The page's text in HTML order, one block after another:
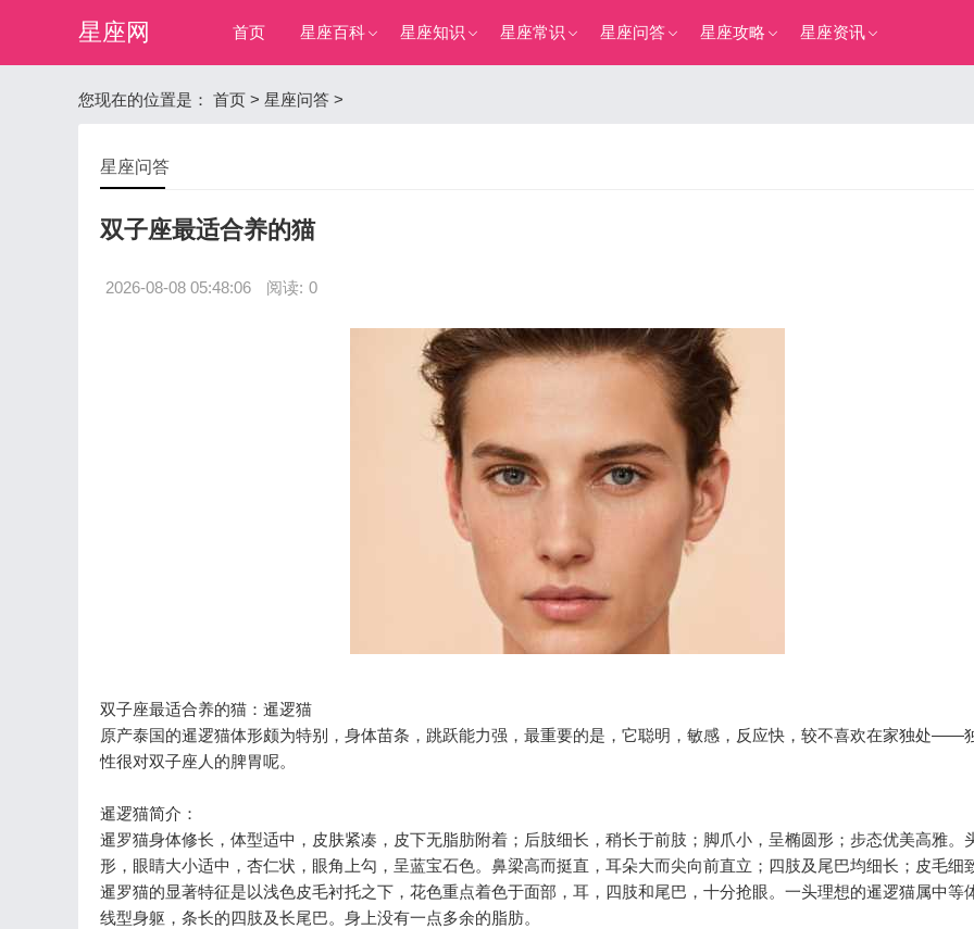
星座网 首页 星座百科 星座知识 星座常识 星座问答 星座攻略 星座资讯
您现在的位置是： 首页 > 星座问答 >
星座问答
双子座最适合养的猫
2026-08-08 05:48:06 阅读: 0
双子座最适合养的猫：暹逻猫
原产泰国的暹逻猫体形颇为特别，身体苗条，跳跃能力强，最重要的是，它聪明，敏感，反应快，较不喜欢在家独处——
性很对双子座人的脾胃呢。
暹逻猫简介：
暹罗猫身体修长，体型适中，皮肤紧凑，皮下无脂肪附着；后肢细长，稍长于前肢；脚爪小，呈椭圆形；步态优美高雅。
形，眼睛大小适中，杏仁状，眼角上勾，呈蓝宝石色。鼻梁高而挺直，耳朵大而尖向前直立；四肢及尾巴均细长；皮毛细
暹罗猫的显著特征是以浅色皮毛衬托之下，花色重点着色于面部，耳，四肢和尾巴，十分抢眼。一头理想的暹逻猫属中等
线型身躯，条长的四肢及长尾巴。身上没有一点多余的脂肪。